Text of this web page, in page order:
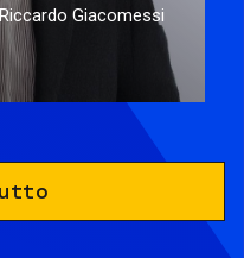
Giacomessi